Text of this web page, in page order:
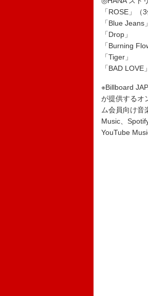
「ROSE」（
「Blue Jeans
「Drop」
「Burning
「Tiger」
「BAD LOVE」
※Billboard
が提供するオ
ム会員向け音
Music、
YouTube